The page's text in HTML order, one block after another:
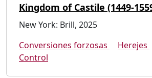
Kingdom of Castile (1449-
New York: Brill, 2025
Conversiones forzosas
Herejes
Control